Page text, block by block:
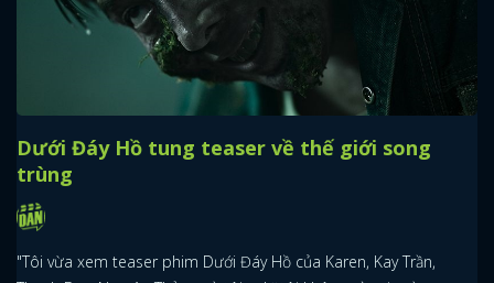
Dưới Đáy Hồ tung teaser về thế giới song
trùng
"Tôi vừa xem teaser phim Dưới Đáy Hồ của Karen, Kay Trần,